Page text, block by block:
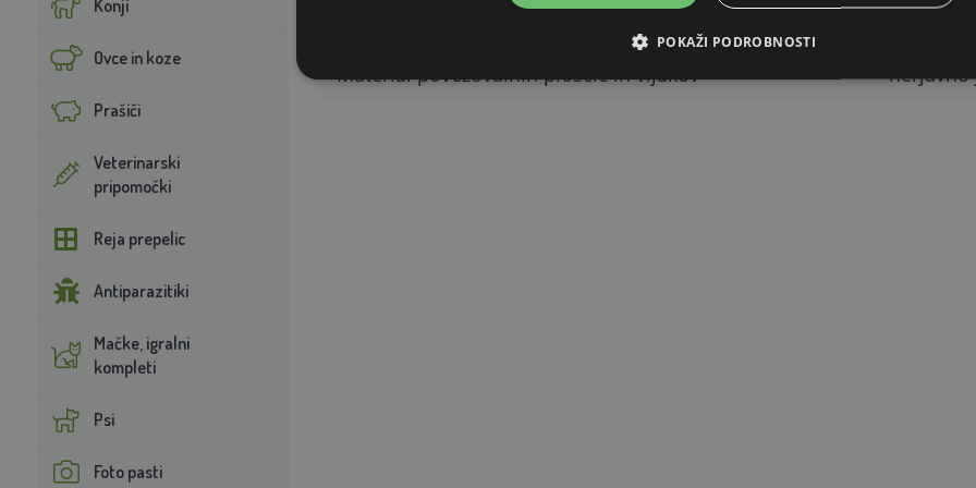
Konji
Ovce in koze
Prašiči
Veterinarski
pripomočki
Reja prepelic
Antiparazitiki
Mačke, igralni
kompleti
Psi
Foto pasti
Material povezovalnih ploščic in vijakov nerjavno
POKAŽI PODROBNOSTI